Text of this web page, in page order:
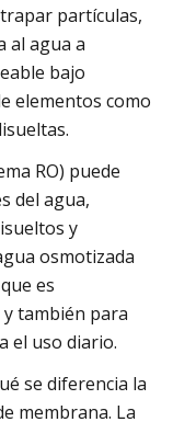
partículas,
al agua a
bajo
elementos como
RO) puede
del agua,
y
osmotizada
es
también para
el uso diario.
se diferencia la
membrana. La